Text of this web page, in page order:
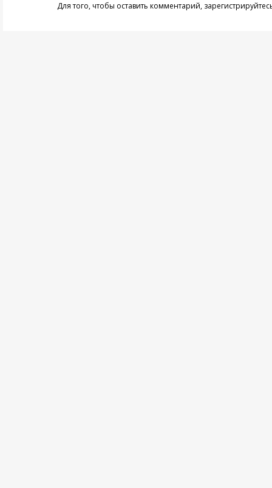
Для того, чтобы оставить комментарий,